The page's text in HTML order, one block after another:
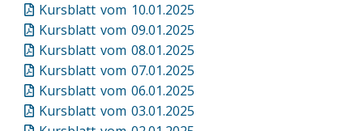
Kursblatt vom 10.01.2025
Kursblatt vom 09.01.2025
Kursblatt vom 08.01.2025
Kursblatt vom 07.01.2025
Kursblatt vom 06.01.2025
Kursblatt vom 03.01.2025